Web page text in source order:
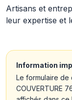
Artisans et
leur expertise et
Information
Le formulaire de
COUVERTURE